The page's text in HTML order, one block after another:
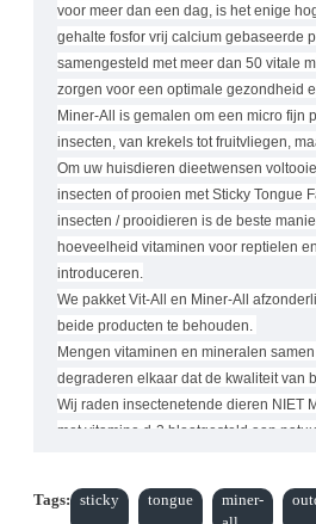
voor meer dan een dag, is het enige
gehalte fosfor vrij calcium gebaseerde
samengesteld met meer dan 50 vitale
zorgen voor een optimale gezondheid
Miner-All is gemalen om een micro fijn
insecten, van krekels tot fruitvliegen,
Om uw huisdieren dieetwensen
insecten of prooien met Sticky Tongue
insecten / prooidieren is de beste
hoeveelheid vitaminen voor reptielen
introduceren.
We pakket Vit-All en Miner-All
beide producten te behouden.
Mengen vitaminen en mineralen
degraderen elkaar dat de kwaliteit van
Wij raden insectenetende dieren NIET
met vitamine d-3 blootgesteld aan
Miner-All Outdoor ingrediënten
Tags: sticky tongue
miner-